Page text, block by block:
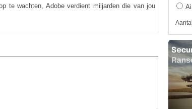
te wachten, Adobe verdient miljarden die van jou